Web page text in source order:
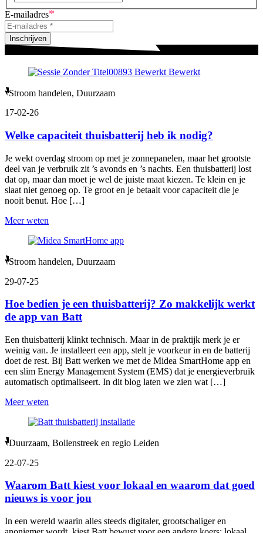
E-mailadres*
Inschrijven
Stroom handelen, Duurzaam
17-02-26
Welke capaciteit thuisbatterij heb ik nodig?
Je wekt overdag stroom op met je zonnepanelen, maar het grootste
deel van je verbruik zit ’s avonds en ’s nachts. Een thuisbatterij lost
dat op, maar dan moet je wel de juiste maat kiezen. Te klein en je
slaat niet genoeg op. Te groot en je betaalt voor capaciteit die je
nooit benut. Hoe […]
Meer weten
Stroom handelen, Duurzaam
29-07-25
Hoe bedien je een thuisbatterij? Zo makkelijk werkt
de app van Batt
Een thuisbatterij klinkt technisch. Maar in de praktijk merk je er
weinig van. Je installeert een app, stelt je voorkeur in en de batterij
doet de rest. Bij Batt werken we met de Midea SmartHome app en
een slim Energy Management System (EMS) dat je energieverbruik
automatisch optimaliseert. In dit blog laten we zien wat […]
Meer weten
Duurzaam, Bollenstreek en regio Leiden
22-07-25
Waarom Batt kiest voor lokaal en waarom dat goed
nieuws is voor jou
In een wereld waarin alles steeds digitaler, grootschaliger en